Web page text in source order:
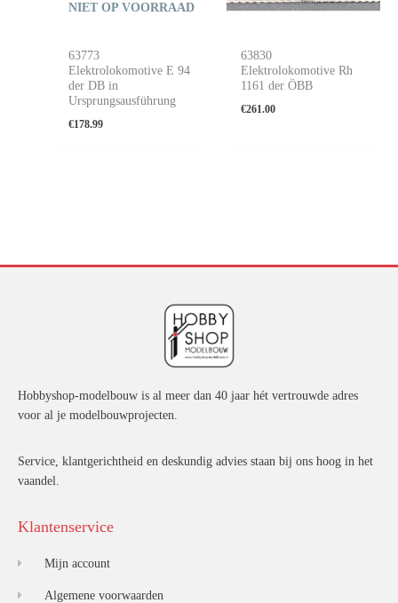
NIET OP VOORRAAD
63773
Elektrolokomotive E 94
der DB in
Ursprungsausführung
€178.99
63830
Elektrolokomotive Rh
1161 der ÖBB
€261.00
Hobbyshop-modelbouw is al meer dan 40 jaar hét vertrouwde adres
voor al je modelbouwprojecten.
Service, klantgerichtheid en deskundig advies staan bij ons hoog in het
vaandel.
Klantenservice
Mijn account
Algemene voorwaarden